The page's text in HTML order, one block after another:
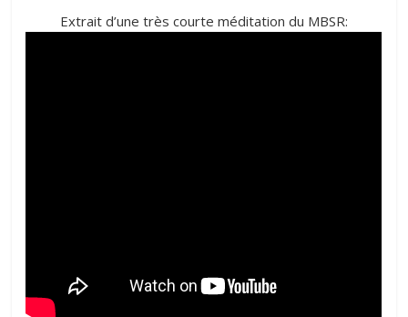
Extrait d’une très courte méditation du MBSR: